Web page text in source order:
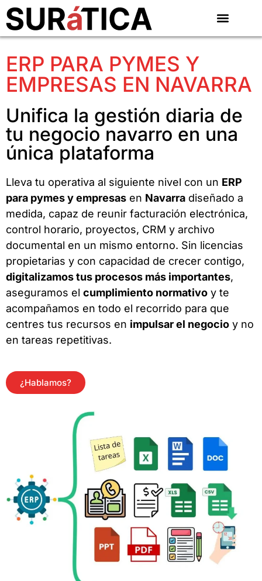
ERP PARA PYMES Y
EMPRESAS EN NAVARRA
Unifica la gestión diaria de
tu negocio navarro en una
única plataforma
Lleva tu operativa al siguiente nivel con un ERP
para pymes y empresas en Navarra diseñado a
medida, capaz de reunir facturación electrónica,
control horario, proyectos, CRM y archivo
documental en un mismo entorno. Sin licencias
propietarias y con capacidad de crecer contigo,
digitalizamos tus procesos más importantes,
aseguramos el cumplimiento normativo y te
acompañamos en todo el recorrido para que
centres tus recursos en impulsar el negocio y no
en tareas repetitivas.
¿Hablamos?